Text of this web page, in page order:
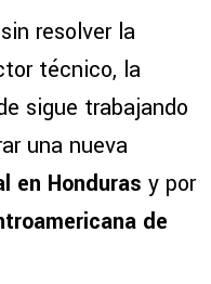
resolver la
técnico, la
sigue trabajando
una nueva
en Honduras y por
de